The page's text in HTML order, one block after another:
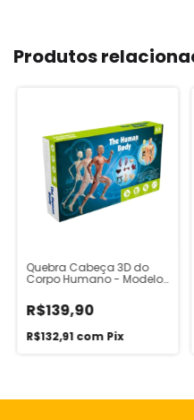
Produtos
Quebra Cabeça 3D do
Corpo Humano - Modelo
R$139,90
R$132,91 com Pix